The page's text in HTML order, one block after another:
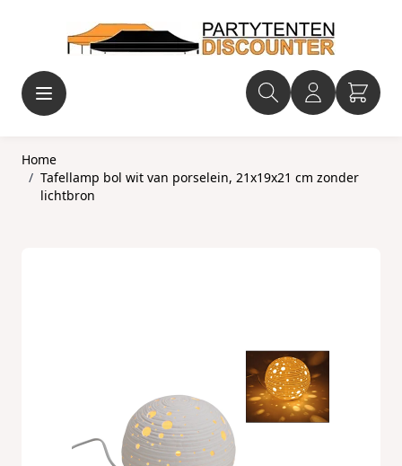
Home
/ Tafellamp bol wit van porselein, 21x19x21 cm zonder
lichtbron